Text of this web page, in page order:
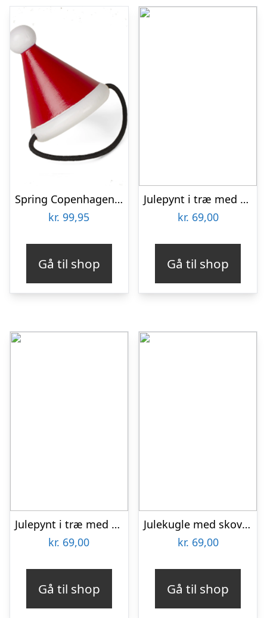
Spring Copenhagen Nissehue
kr. 99,95
Gå til shop
Julepynt i træ med 2 rensdyr
kr. 69,00
Gå til shop
Julepynt i træ med kane og julegaver
kr. 69,00
Gå til shop
Julekugle med skov og rensdyr – Akryl
kr. 69,00
Gå til shop